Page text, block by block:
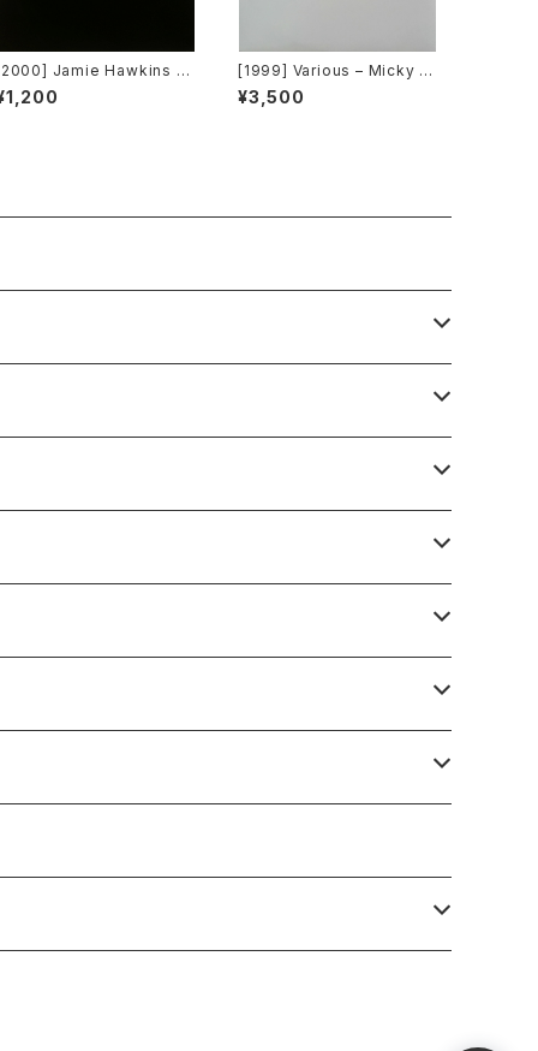
Jamie Hawkins –
My Mind [Elektra]
[1999] Various – Micky R
ecord Vol. 49 [Micky Rec
ords Inc.][PROMO]
¥3,500